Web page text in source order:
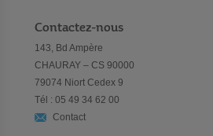
Contactez-nous
143, Bd Ampère
CHAURAY – CS 90000
79074 Niort Cedex 9
Tél : 05 49 34 62 00
Contact